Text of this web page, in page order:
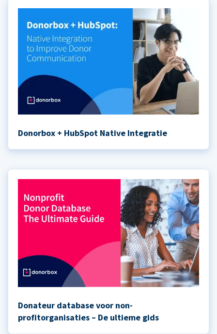
Donorbox + HubSpot Native Integratie
Donateur database voor non-
profitorganisaties – De ultieme gids